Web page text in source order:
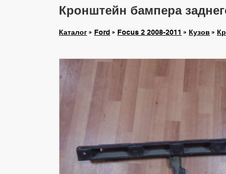
Кронштейн бампера
Каталог Ford Focus 2 2008-2011 Кузов